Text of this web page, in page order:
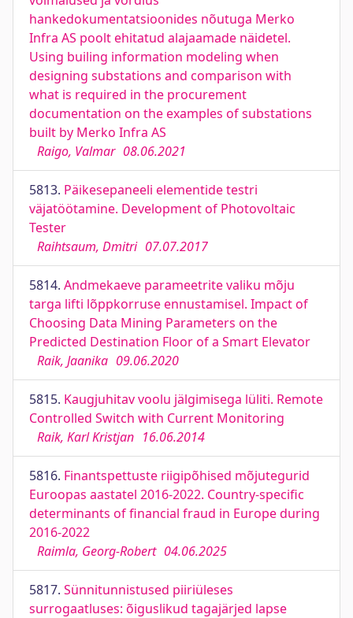
hankedokumentatsioonides nõutuga Merko
Infra AS poolt ehitatud alajaamade näidetel.
Using builing information modeling when
designing substations and comparison with
what is required in the procurement
documentation on the examples of substations
built by Merko Infra AS
Raigo, Valmar 08.06.2021
5813. Päikesepaneeli elementide testri
väjatöötamine. Development of Photovoltaic
Tester
Raihtsaum, Dmitri 07.07.2017
5814. Andmekaeve parameetrite valiku mõju
targa lifti lõppkorruse ennustamisel. Impact of
Choosing Data Mining Parameters on the
Predicted Destination Floor of a Smart Elevator
Raik, Jaanika 09.06.2020
5815. Kaugjuhitav voolu jälgimisega lüliti. Remote
Controlled Switch with Current Monitoring
Raik, Karl Kristjan 16.06.2014
5816. Finantspettuste riigipõhised mõjutegurid
Euroopas aastatel 2016-2022. Country-specific
determinants of financial fraud in Europe during
2016-2022
Raimla, Georg-Robert 04.06.2025
5817. Sünnitunnistused piiriüleses
surrogaatluses: õiguslikud tagajärjed lapse